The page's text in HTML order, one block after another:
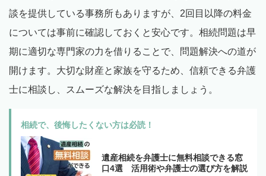
談を提供している事務所もありますが、2回目以降の料金
については事前に確認しておくと安心です。相続問題は早
期に適切な専門家の力を借りることで、問題解決への道が
開けます。大切な財産と家族を守るため、信頼できる弁護
士に相談し、スムーズな解決を目指しましょう。
相続で、後悔したくない方は必読！
遺産相続を弁護士に無料相談できる窓
口4選 活用術や弁護士の選び方を解説